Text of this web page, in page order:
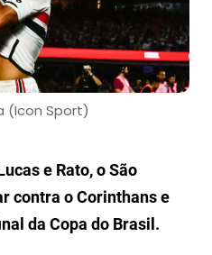
(Icon Sport)
e Rato, o São
contra o Corinthans e
da Copa do Brasil.